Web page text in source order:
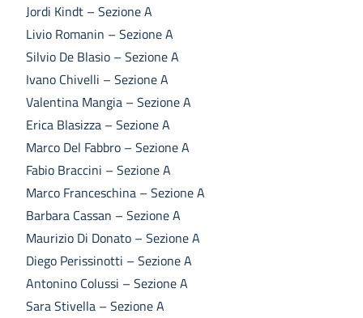
Jordi Kindt – Sezione A
Livio Romanin – Sezione A
Silvio De Blasio – Sezione A
Ivano Chivelli – Sezione A
Valentina Mangia – Sezione A
Erica Blasizza – Sezione A
Marco Del Fabbro – Sezione A
Fabio Braccini – Sezione A
Marco Franceschina – Sezione A
Barbara Cassan – Sezione A
Maurizio Di Donato – Sezione A
Diego Perissinotti – Sezione A
Antonino Colussi – Sezione A
Sara Stivella – Sezione A